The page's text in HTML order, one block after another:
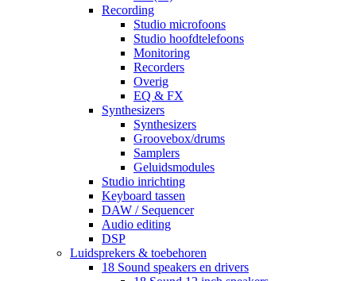
Recording
Studio microfoons
Studio hoofdtelefoons
Monitoring
Recorders
Overig
EQ & FX
Synthesizers
Synthesizers
Groovebox/drums
Samplers
Geluidsmodules
Studio inrichting
Keyboard tassen
DAW / Sequencer
Audio editing
DSP
Luidsprekers & toebehoren
18 Sound speakers en drivers